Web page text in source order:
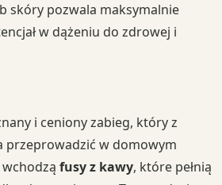
skóry pozwala maksymalnie
w dążeniu do zdrowej i
i ceniony zabieg, który z
przeprowadzić w domowym
wchodzą fusy z kawy, które pełnią